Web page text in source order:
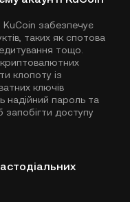
KuCoin забезпечує
таких як спотова
тощо.
клопоту із
ключів
надійний пароль та
запобігти доступу